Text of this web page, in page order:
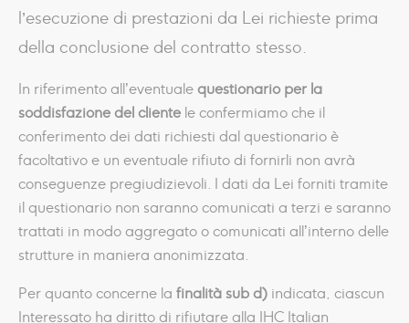
l’esecuzione di prestazioni da Lei richieste prima
della conclusione del contratto stesso.
In riferimento all’eventuale questionario per la
soddisfazione del cliente le confermiamo che il
conferimento dei dati richiesti dal questionario è
facoltativo e un eventuale rifiuto di fornirli non avrà
conseguenze pregiudizievoli. I dati da Lei forniti tramite
il questionario non saranno comunicati a terzi e saranno
trattati in modo aggregato o comunicati all’interno delle
strutture in maniera anonimizzata.
Per quanto concerne la finalità sub d) indicata, ciascun
Interessato ha diritto di rifiutare alla IHC Italian